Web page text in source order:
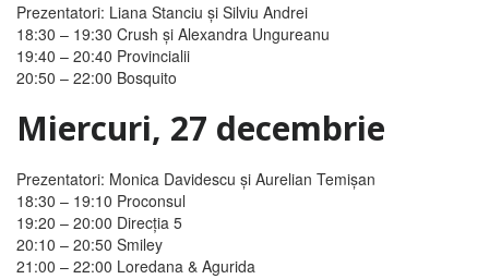
Prezentatori: Liana Stanciu şi Silviu Andrei
18:30 – 19:30 Crush şi Alexandra Ungureanu
19:40 – 20:40 Provincialii
20:50 – 22:00 Bosquito
Miercuri, 27 decembrie
Prezentatori: Monica Davidescu şi Aurelian Temişan
18:30 – 19:10 Proconsul
19:20 – 20:00 Direcția 5
20:10 – 20:50 Smiley
21:00 – 22:00 Loredana & Agurida